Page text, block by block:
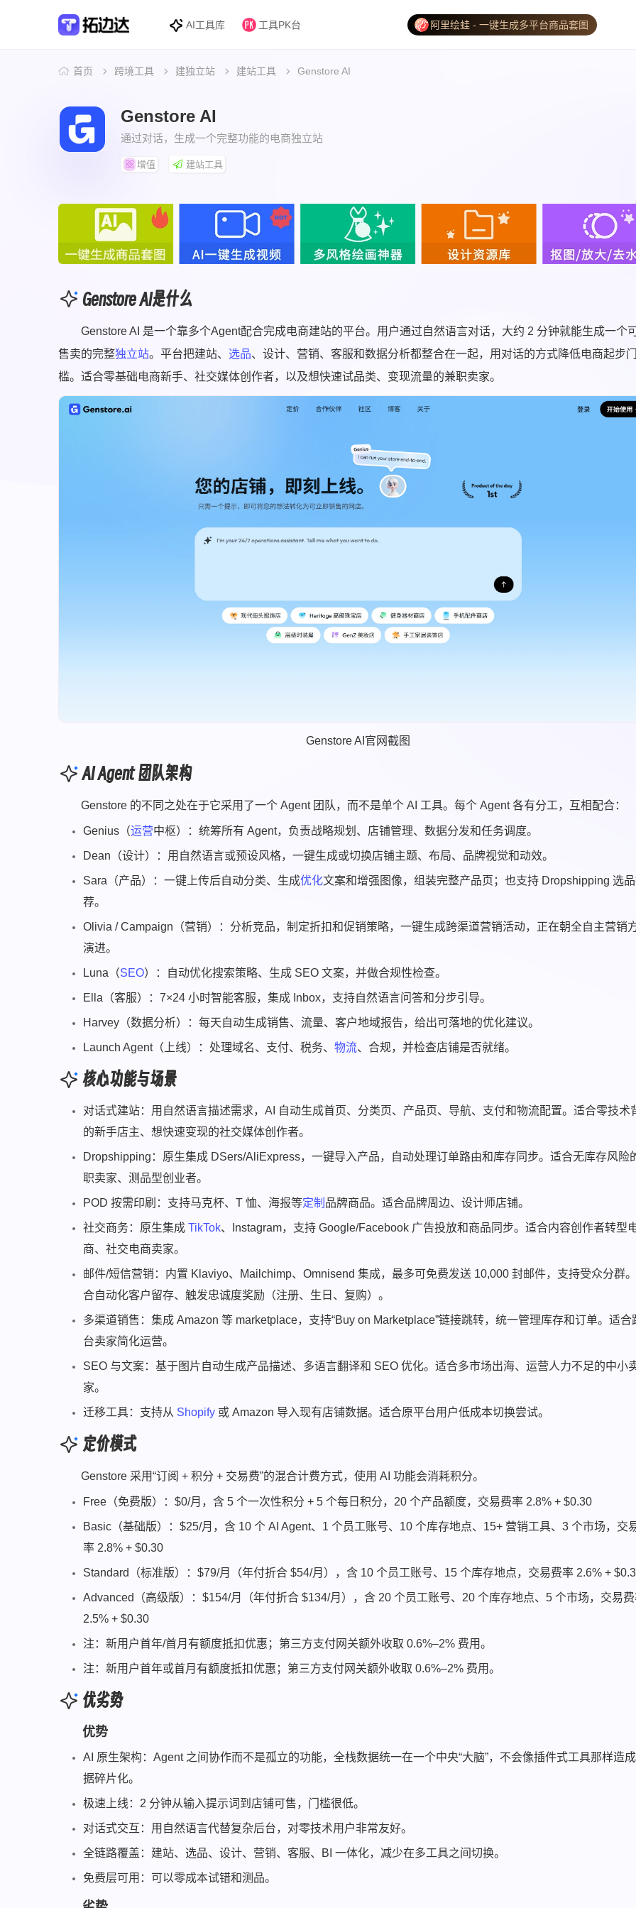
AI工具库 工具PK台 阿里绘蛙 - 一键生成多平台商品套图
首页 跨境工具 建独立站 建站工具 Genstore AI
Genstore AI
通过对话，生成一个完整功能的电商独立站
增值 建站工具
Genstore AI是什么
Genstore AI 是一个靠多个Agent配合完成电商建站的平台。用户通过自然语言对话，大约 2 分钟就能生成一个
售卖的完整独立站。平台把建站、 选品、设计、营销、客服和数据分析都整合在一起，用对话的方式降低电商起步门
槛。适合零基础电商新手、社交媒体创作者，以及想快速试品类、变现流量的兼职卖家。
Genstore AI官网截图
AI Agent 团队架构
Genstore 的不同之处在于它采用了一个 Agent 团队，而不是单个 AI 工具。每个 Agent 各有分工，互相配合：
Genius（运营中枢）：统筹所有 Agent，负责战略规划、店铺管理、数据分发和任务调度。
Dean（设计）：用自然语言或预设风格，一键生成或切换店铺主题、布局、品牌视觉和动效。
Sara（产品）：一键上传后自动分类、生成优化文案和增强图像，组装完整产品页；也支持 Dropshipping 选
荐。
Olivia / Campaign（营销）：分析竞品，制定折扣和促销策略，一键生成跨渠道营销活动，正在朝全自主营销
演进。
Luna（SEO）：自动优化搜索策略、生成 SEO 文案，并做合规性检查。
Ella（客服）：7×24 小时智能客服，集成 Inbox，支持自然语言问答和分步引导。
Harvey（数据分析）：每天自动生成销售、流量、客户地域报告，给出可落地的优化建议。
Launch Agent（上线）：处理域名、支付、税务、 物流、合规，并检查店铺是否就绪。
核心功能与场景
对话式建站：用自然语言描述需求，AI 自动生成首页、分类页、产品页、导航、支付和物流配置。适合零技术
的新手店主、想快速变现的社交媒体创作者。
Dropshipping：原生集成 DSers/AliExpress，一键导入产品，自动处理订单路由和库存同步。适合无库存风险
职卖家、测品型创业者。
POD 按需印刷：支持马克杯、T 恤、海报等定制 品牌商品。适合品牌周边、设计师店铺。
社交商务：原生集成 TikTok、Instagram，支持 Google/Facebook 广告投放和商品同步。适合内容创作者转型
商、社交电商卖家。
邮件/短信营销：内置 Klaviyo、Mailchimp、Omnisend 集成，最多可免费发送 10,000 封邮件，支持受众分群
合自动化客户留存、触发忠诚度奖励（注册、生日、复购）。
多渠道销售：集成 Amazon 等 marketplace，支持“Buy on Marketplace”链接跳转，统一管理库存和订单。适合
台卖家简化运营。
SEO 与文案：基于图片自动生成产品描述、多语言翻译和 SEO 优化。适合多市场出海、运营人力不足的中小
家。
迁移工具：支持从 Shopify 或 Amazon 导入现有店铺数据。适合原平台用户低成本切换尝试。
定价模式
Genstore 采用“订阅 + 积分 + 交易费”的混合计费方式，使用 AI 功能会消耗积分。
Free（免费版）：$0/月，含 5 个一次性积分 + 5 个每日积分，20 个产品额度，交易费率 2.8% + $0.30
Basic（基础版）：$25/月，含 10 个 AI Agent、1 个员工账号、10 个库存地点、15+ 营销工具、3 个市场，交
率 2.8% + $0.30
Standard（标准版）：$79/月（年付折合 $54/月），含 10 个员工账号、15 个库存地点，交易费率 2.6% +
Advanced（高级版）：$154/月（年付折合 $134/月），含 20 个员工账号、20 个库存地点、5 个市场，交易
2.5% + $0.30
注：新用户首年/首月有额度抵扣优惠；第三方支付网关额外收取 0.6%–2% 费用。
注：新用户首年或首月有额度抵扣优惠；第三方支付网关额外收取 0.6%–2% 费用。
优劣势
优势
AI 原生架构：Agent 之间协作而不是孤立的功能，全栈数据统一在一个中央“大脑”，不会像插件式工具那样造
据碎片化。
极速上线：2 分钟从输入提示词到店铺可售，门槛很低。
对话式交互：用自然语言代替复杂后台，对零技术用户非常友好。
全链路覆盖：建站、选品、设计、营销、客服、BI 一体化，减少在多工具之间切换。
免费层可用：可以零成本试错和测品。